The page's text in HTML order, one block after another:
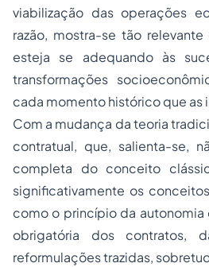
viabilização das operações
razão, mostra-se tão
esteja se adequando às
transformações
cada momento histórico que as
Com a mudança da teoria
contratual, que, salienta-se,
completa do conceito
significativamente os
como o princípio da
obrigatória dos contratos,
reformulações trazidas,